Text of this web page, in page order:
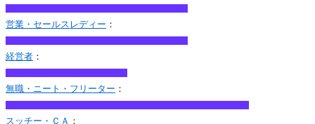
営業・セールスレディー ：
経営者 ：
無職・ニート・フリーター ：
スッチー・ＣＡ ：